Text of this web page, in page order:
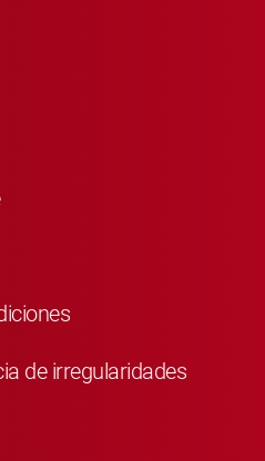
de irregularidades